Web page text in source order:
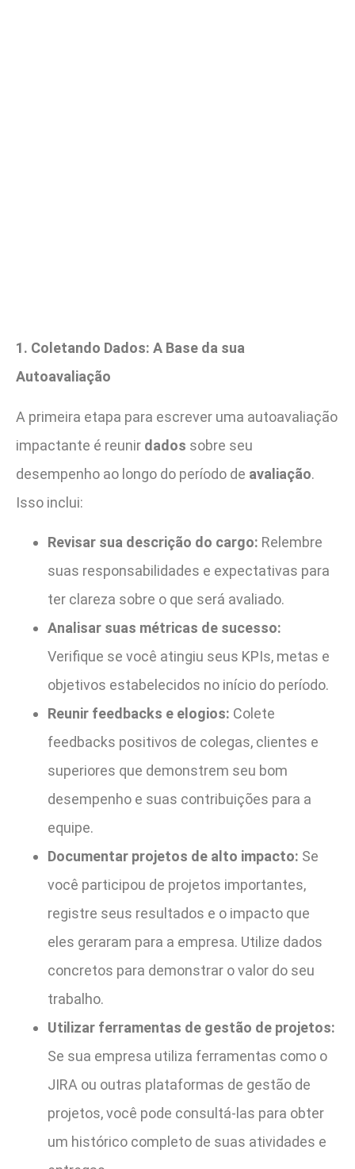
1. Coletando Dados: A Base da sua
Autoavaliação
A primeira etapa para escrever uma autoavaliação
impactante é reunir dados sobre seu
desempenho ao longo do período de avaliação.
Isso inclui:
Revisar sua descrição do cargo: Relembre
suas responsabilidades e expectativas para
ter clareza sobre o que será avaliado.
Analisar suas métricas de sucesso:
Verifique se você atingiu seus KPIs, metas e
objetivos estabelecidos no início do período.
Reunir feedbacks e elogios: Colete
feedbacks positivos de colegas, clientes e
superiores que demonstrem seu bom
desempenho e suas contribuições para a
equipe.
Documentar projetos de alto impacto: Se
você participou de projetos importantes,
registre seus resultados e o impacto que
eles geraram para a empresa. Utilize dados
concretos para demonstrar o valor do seu
trabalho.
Utilizar ferramentas de gestão de projetos:
Se sua empresa utiliza ferramentas como o
JIRA ou outras plataformas de gestão de
projetos, você pode consultá-las para obter
um histórico completo de suas atividades e